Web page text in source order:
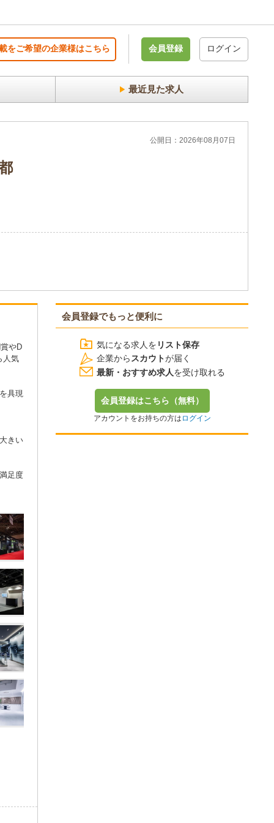
をご希望の企業様はこちら 会員登録 ログイン
最近見た求人
公開日：2026年08月07日
やD
人気
具現
きい
足度
会員登録でもっと便利に
気になる求人を リスト保存
企業から スカウトが届く
最新・おすすめ求人を受け取れる
会員登録はこちら（無料）
アカウントをお持ちの方は ログイン